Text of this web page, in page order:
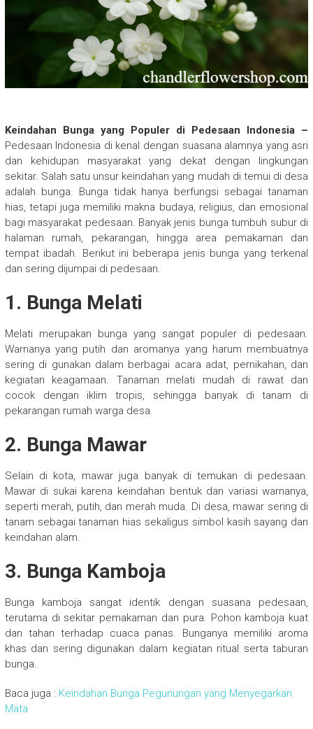
Keindahan Bunga yang Populer di Pedesaan Indonesia –
Pedesaan Indonesia di kenal dengan suasana alamnya yang asri
dan kehidupan masyarakat yang dekat dengan lingkungan
sekitar. Salah satu unsur keindahan yang mudah di temui di desa
adalah bunga. Bunga tidak hanya berfungsi sebagai tanaman
hias, tetapi juga memiliki makna budaya, religius, dan emosional
bagi masyarakat pedesaan. Banyak jenis bunga tumbuh subur di
halaman rumah, pekarangan, hingga area pemakaman dan
tempat ibadah. Berikut ini beberapa jenis bunga yang terkenal
dan sering dijumpai di pedesaan.
1. Bunga Melati
Melati merupakan bunga yang sangat populer di pedesaan.
Warnanya yang putih dan aromanya yang harum membuatnya
sering di gunakan dalam berbagai acara adat, pernikahan, dan
kegiatan keagamaan. Tanaman melati mudah di rawat dan
cocok dengan iklim tropis, sehingga banyak di tanam di
pekarangan rumah warga desa.
2. Bunga Mawar
Selain di kota, mawar juga banyak di temukan di pedesaan.
Mawar di sukai karena keindahan bentuk dan variasi warnanya,
seperti merah, putih, dan merah muda. Di desa, mawar sering di
tanam sebagai tanaman hias sekaligus simbol kasih sayang dan
keindahan alam.
3. Bunga Kamboja
Bunga kamboja sangat identik dengan suasana pedesaan,
terutama di sekitar pemakaman dan pura. Pohon kamboja kuat
dan tahan terhadap cuaca panas. Bunganya memiliki aroma
khas dan sering digunakan dalam kegiatan ritual serta taburan
bunga.
Baca juga : Keindahan Bunga Pegunungan yang Menyegarkan
Mata